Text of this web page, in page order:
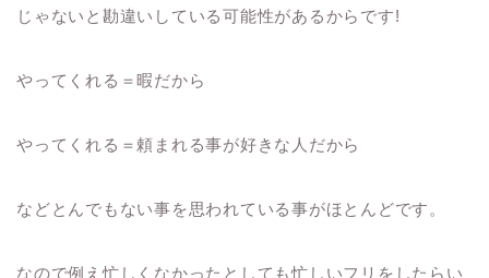
じゃないと勘違いしている可能性があるからです!
やってくれる＝暇だから
やってくれる＝頼まれる事が好きな人だから
などとんでもない事を思われている事がほとんどです。
なので例え忙しくなかったとしても忙しいフリをしたらい